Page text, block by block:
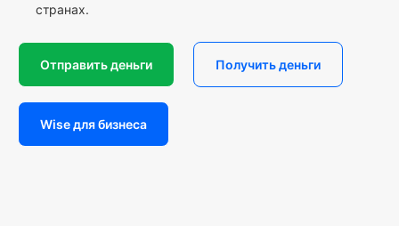
странах.
Отправить деньги Получить деньги
Wise для бизнеса